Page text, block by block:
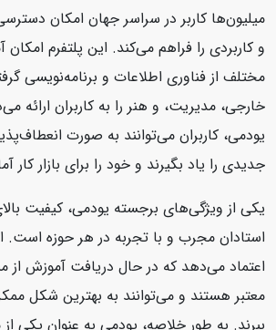
میلیون‌ها کاربر در سراسر جهان امکان
و کاربردی را فراهم می‌کند. این پلتفرم امکان
مختلف از فناوری اطلاعات و برنامه‌نویسی
خارجی، مدیریت، و هنر را به کاربران ارائه
یودمی، کاربران می‌توانند به صورت
جدیدی را یاد بگیرند و خود را برای بازار کار
یکی از ویژگی‌های برجسته یودمی، کیفیت
استادان مجرب و با تجربه در هر حوزه است.
اعتماد می‌دهد که در حال دریافت آموزش از
معتبر هستند و می‌توانند به بهترین شکل
ببرند. به طور خلاصه، یودمی به عنوان یکی از